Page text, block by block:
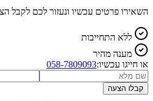
השאירו פרטים עכשיו ונעזור לכם לקבל
ללא התחייבות
מענה מהיר
או חייגו עכשיו:058-7809093
קבלו הצעה